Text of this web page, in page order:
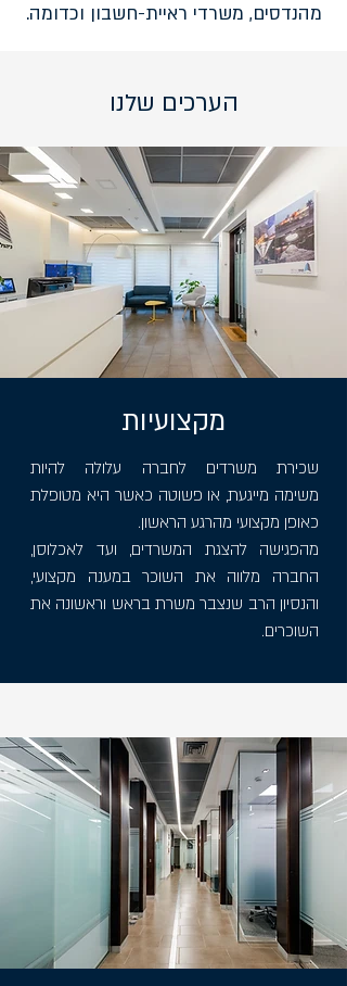
מהנדסים, משרדי ראיית-חשבון וכדומה.
הערכים שלנו
מקצועיות
שכירת משרדים לחברה עלולה להיות
משימה מייגעת, או פשוטה כאשר היא מטופלת
כאופן מקצועי מהרגע הראשון.
מהפגישה להצגת המשרדים, ועד לאכלוסן,
החברה מלווה את השוכר במענה מקצועי,
והנסיון הרב שנצבר משרת בראש וראשונה את
השוכרים.